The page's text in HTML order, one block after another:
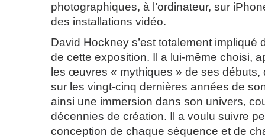
photographiques, à l’ordinateur, sur
des installations vidéo.
David Hockney s’est totalement impliqué
de cette exposition. Il a lui-même choisi,
les œuvres « mythiques » de ses débuts,
sur les vingt-cinq dernières années de
ainsi une immersion dans son univers,
décennies de création. Il a voulu suivre
conception de chaque séquence et de